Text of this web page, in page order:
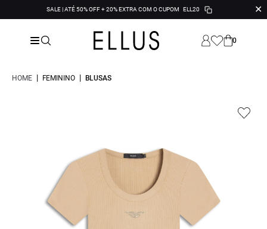
SALE | ATÉ 50% OFF + 20% EXTRA COM O CUPOM ELL20 ✕
0
HOME | FEMININO | BLUSAS